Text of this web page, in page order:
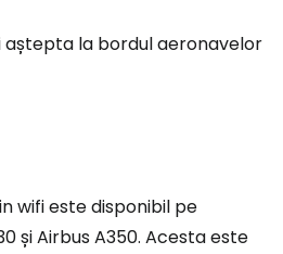
aștepta la bordul aeronavelor
wifi este disponibil pe
și Airbus A350. Acesta este